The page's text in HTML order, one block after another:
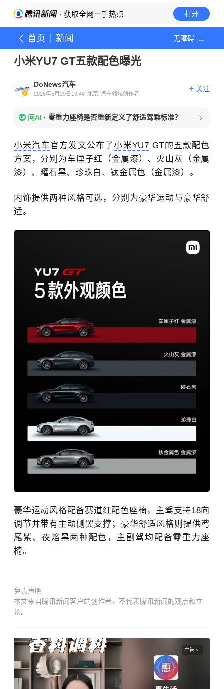
· 获取全网一手热点 打开
首页 新闻 无障碍
小米YU7 GT五款配色曝光
DoNews汽车
2026年5月20日19:46 北京 汽车领域创作者
关注
问AI · 零重力座椅是否重新定义了舒适驾乘标准？
小米汽车官方发文公布了小米YU7 GT的五款配色
方案，分别为车厘子红（金属漆）、火山灰（金属
漆）、曜石黑、珍珠白、钛金属色（金属漆）。
内饰提供两种风格可选，分别为豪华运动与豪华舒
适。
豪华运动风格配备赛道红配色座椅，主驾支持18向
调节并带有主动侧翼支撑；豪华舒适风格则提供鸢
尾紫、夜焰黑两种配色，主副驾均配备零重力座
椅。
免责声明
本文来自腾讯新闻客户端创作者，不代表腾讯新闻的观点和立
场。
广告